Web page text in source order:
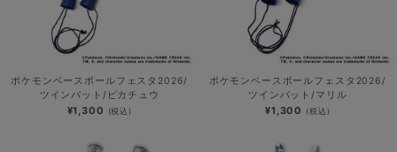
ポケモンベースボールフェスタ2026/
ツインバット/ピカチュウ
¥1,300 (税込)
ポケモンベースボールフェスタ2026/
ツインバット/マリル
¥1,300 (税込)